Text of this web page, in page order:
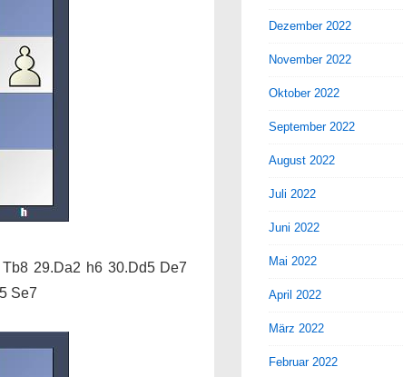
29.Da2 h6 30.Dd5 De7
Se7
Dezember 2022
November 2022
Oktober 2022
September 2022
August 2022
Juli 2022
Juni 2022
Mai 2022
April 2022
März 2022
Februar 2022